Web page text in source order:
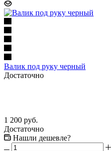
Валик под руку черный
Достаточно
1 200 руб.
Достаточно
Нашли дешевле?